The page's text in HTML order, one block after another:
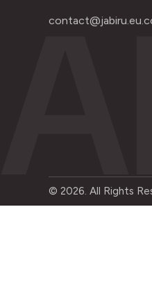
© 2026. All Rights